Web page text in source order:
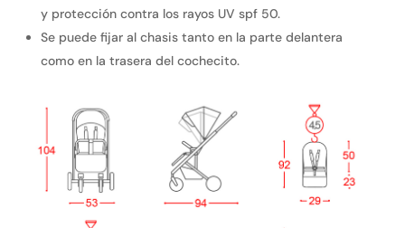
y protección contra los rayos UV spf 50.
Se puede fijar al chasis tanto en la parte delantera
como en la trasera del cochecito.